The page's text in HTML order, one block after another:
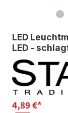
LED
LED -
4,89 €*